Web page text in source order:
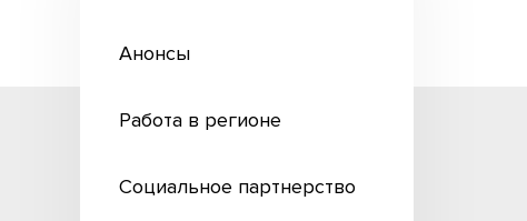
Анонсы
Работа в регионе
Социальное партнерство